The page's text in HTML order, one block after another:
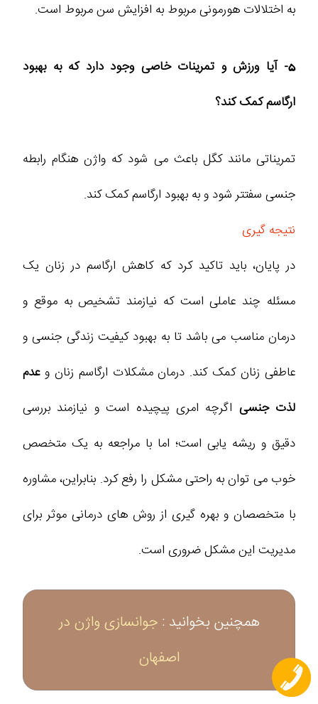
به اختلالات هورمونی مربوط به افزایش سن مربوط است.
5- آیا ورزش و تمرینات خاصی وجود دارد که به بهبود
ارگاسم کمک کند؟
تمریناتی مانند کگل باعث می شود که واژن هنگام رابطه
جنسی سفتتر شود و به بهبود ارگاسم کمک کند.
نتیجه گیری
در پایان، باید تاکید کرد که کاهش ارگاسم در زنان یک
مسئله چند عاملی است که نیازمند تشخیص به‌ موقع و
درمان مناسب می‌ باشد تا به بهبود کیفیت زندگی جنسی و
عاطفی زنان کمک کند. درمان مشکلات ارگاسم زنان وعدم
لذت جنسی اگرچه امری پیچیده است و نیازمند بررسی
دقیق و ریشه یابی است؛ اما با مراجعه به یک متخصص
خوب می توان به راحتی مشکل را رفع کرد. بنابراین، مشاوره
با متخصصان و بهره‌ گیری از روش‌ های درمانی موثر برای
مدیریت این مشکل ضروری است.
همچنین بخوانید :جوانسازی واژن در
اصفهان